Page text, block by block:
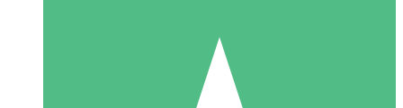
10 Downloads
20 00